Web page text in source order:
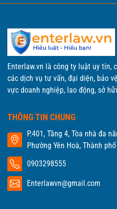
Enterlaw.vn là công ty luật uy tín,
các dịch vụ tư vấn, đại diện, bảo
vực doanh nghiệp, lao động, sở
THÔNG TIN CHUNG
P.401, Tầng 4, Tòa nhà đa
Phường Yên Hoà, Thành
0903298555
Enterlawvn@gmail.com